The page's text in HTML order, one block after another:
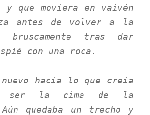
y que moviera en vaivén
antes de volver a la
bruscamente tras dar
con una roca.
hacia lo que creía
ser la cima de la
quedaba un trecho y